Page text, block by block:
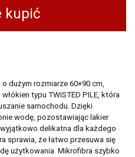
kupić
dużym rozmiarze 60×90 cm,
typu TWISTED PILE, która
samochodu. Dzięki
wodę, pozostawiając lakier
delikatna dla każdego
sprawia, że łatwo przesuwa się
użytkowania. Mikrofibra szybko